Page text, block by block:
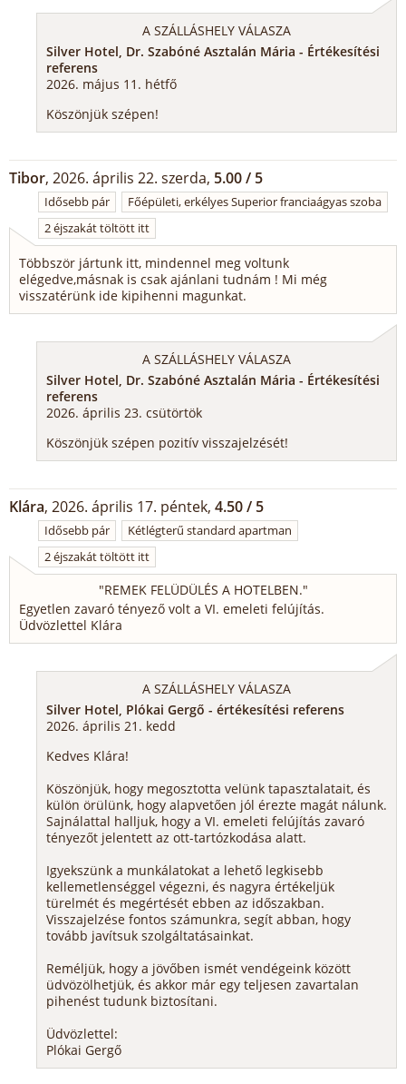
A SZÁLLÁSHELY VÁLASZA
Silver Hotel, Dr. Szabóné Asztalán Mária - Értékesítési
referens
2026. május 11. hétfő
Köszönjük szépen!
Tibor, 2026. április 22. szerda, 5.00 / 5
Idősebb pár
Főépületi, erkélyes Superior franciaágyas szoba
2 éjszakát töltött itt
Többször jártunk itt, mindennel meg voltunk
elégedve,másnak is csak ajánlani tudnám ! Mi még
visszatérünk ide kipihenni magunkat.
A SZÁLLÁSHELY VÁLASZA
Silver Hotel, Dr. Szabóné Asztalán Mária - Értékesítési
referens
2026. április 23. csütörtök
Köszönjük szépen pozitív visszajelzését!
Klára, 2026. április 17. péntek, 4.50 / 5
Idősebb pár
Kétlégterű standard apartman
2 éjszakát töltött itt
"REMEK FELÜDÜLÉS A HOTELBEN."
Egyetlen zavaró tényező volt a VI. emeleti felújítás.
Üdvözlettel Klára
A SZÁLLÁSHELY VÁLASZA
Silver Hotel, Plókai Gergő - értékesítési referens
2026. április 21. kedd
Kedves Klára!
Köszönjük, hogy megosztotta velünk tapasztalatait, és
külön örülünk, hogy alapvetően jól érezte magát nálunk.
Sajnálattal halljuk, hogy a VI. emeleti felújítás zavaró
tényezőt jelentett az ott-tartózkodása alatt.
Igyekszünk a munkálatokat a lehető legkisebb
kellemetlenséggel végezni, és nagyra értékeljük
türelmét és megértését ebben az időszakban.
Visszajelzése fontos számunkra, segít abban, hogy
tovább javítsuk szolgáltatásainkat.
Reméljük, hogy a jövőben ismét vendégeink között
üdvözölhetjük, és akkor már egy teljesen zavartalan
pihenést tudunk biztosítani.
Üdvözlettel:
Plókai Gergő